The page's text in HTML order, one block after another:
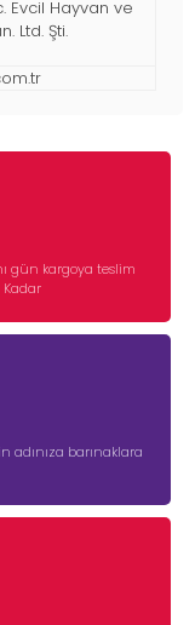
Evcil Hayvan ve
Ltd. Şti.
gün kargoya teslim
Kadar
adınıza barınaklara